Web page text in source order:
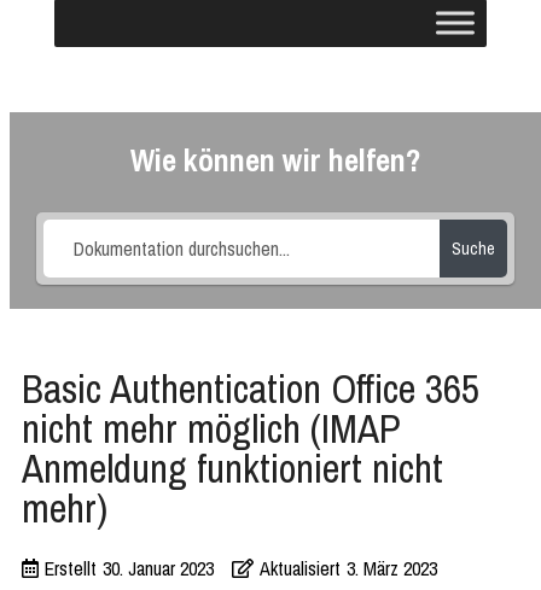
Wie können wir helfen?
Suche
Basic Authentication Office 365
nicht mehr möglich (IMAP
Anmeldung funktioniert nicht
mehr)
Erstellt 30. Januar 2023 Aktualisiert 3. März 2023